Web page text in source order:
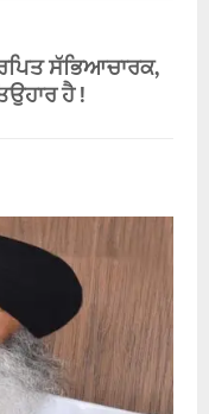
ਸੱਭਿਆਚਾਰਕ,
ਹੈ !